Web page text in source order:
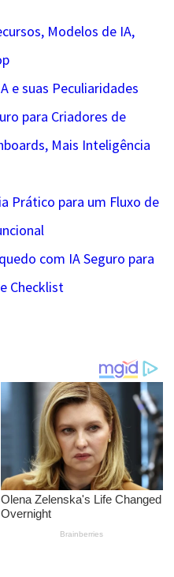
Modelos de IA,
e suas Peculiaridades
para Criadores de
Mais Inteligência
Prático para um Fluxo de
com IA Seguro para
Checklist